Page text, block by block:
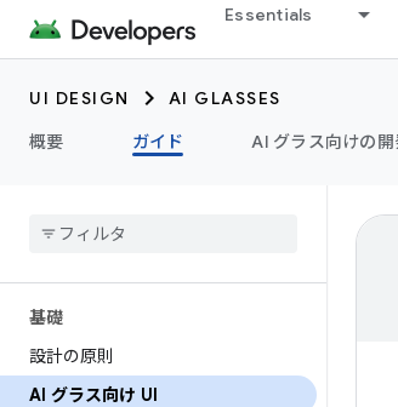
Essentials
UI DESIGN
AI GLASSES
概要
ガイド AI グラス向けの
基礎
設計の原則
AI グラス向け UI